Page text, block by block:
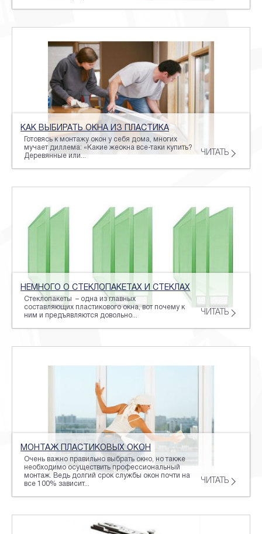
КАК ВЫБИРАТЬ ОКНА ИЗ ПЛАСТИКА
Готовясь к монтажу окон у себя дома, многих
мучает диллема: «Какие жеокна все-таки купить?
Деревянные или...
ЧИТАТЬ
НЕМНОГО О СТЕКЛОПАКЕТАХ И СТЕКЛАХ
Стеклопакеты – одна из главных
составляющих пластикового окна, вот почему к
ним и предъявляются довольно...
ЧИТАТЬ
МОНТАЖ ПЛАСТИКОВЫХ ОКОН
Очень важно правильно выбрать окно, но также
необходимо осуществить профессиональный
монтаж. Ведь долгий срок службы окон почти на
все 100% зависит...
ЧИТАТЬ